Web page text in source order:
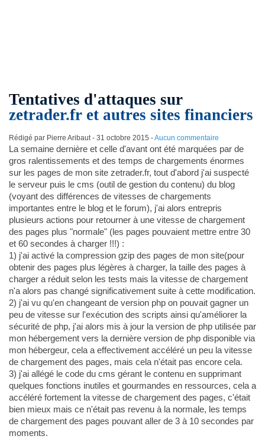
Tentatives d'attaques sur
zetrader.fr et autres sites financiers
Rédigé par Pierre Aribaut - 31 octobre 2015 -Aucun commentaire
La semaine dernière et celle d'avant ont été marquées par de
gros ralentissements et des temps de chargements énormes
sur les pages de mon site zetrader.fr, tout d'abord j'ai suspecté
le serveur puis le cms (outil de gestion du contenu) du blog
(voyant des différences de vitesses de chargements
importantes entre le blog et le forum), j'ai alors entrepris
plusieurs actions pour retourner à une vitesse de chargement
des pages plus "normale" (les pages pouvaient mettre entre 30
et 60 secondes à charger !!!) :
1) j'ai activé la compression gzip des pages de mon site(pour
obtenir des pages plus légères à charger, la taille des pages à
charger a réduit selon les tests mais la vitesse de chargement
n'a alors pas changé significativement suite à cette modification.
2) j'ai vu qu'en changeant de version php on pouvait gagner un
peu de vitesse sur l'exécution des scripts ainsi qu'améliorer la
sécurité de php, j'ai alors mis à jour la version de php utilisée par
mon hébergement vers la dernière version de php disponible via
mon hébergeur, cela a effectivement accéléré un peu la vitesse
de chargement des pages, mais cela n'était pas encore cela.
3) j'ai allégé le code du cms gérant le contenu en supprimant
quelques fonctions inutiles et gourmandes en ressources, cela a
accéléré fortement la vitesse de chargement des pages, c'était
bien mieux mais ce n'était pas revenu à la normale, les temps
de chargement des pages pouvant aller de 3 à 10 secondes par
moments.